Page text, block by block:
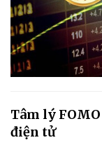
Tâm lý
điện tử